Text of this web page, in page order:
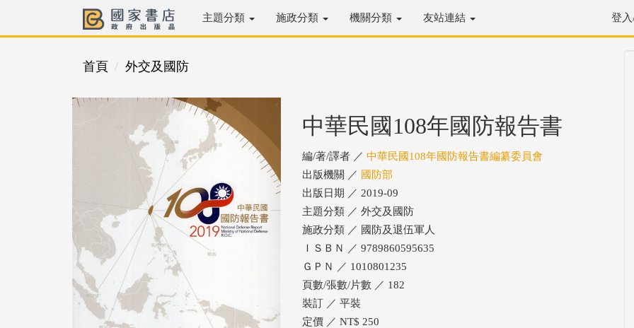
主題分類 施政分類 機關分類 友站連結 登
首頁 外交及國防
中華民國108年國防報告書
編/著/譯者 ／ 中華民國108年國防報告書編纂委員會
出版機關 ／ 國防部
出版日期 ／ 2019-09
主題分類 ／ 外交及國防
施政分類 ／ 國防及退伍軍人
ＩＳＢＮ ／ 9789860595635
ＧＰＮ ／ 1010801235
頁數/張數/片數 ／ 182
裝訂 ／ 平裝
定價 ／ NT$ 250